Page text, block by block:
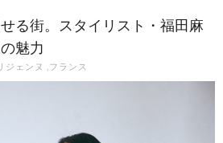
る街。スタイリスト・福田麻
魅力
ジェンヌ フランス